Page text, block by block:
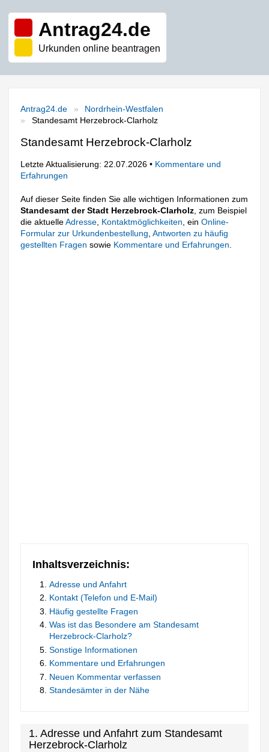
Antrag24.de
Urkunden online beantragen
Antrag24.de
Nordrhein-Westfalen
Standesamt Herzebrock-Clarholz
Standesamt Herzebrock-Clarholz
Letzte Aktualisierung: 22.07.2026 • Kommentare und
Erfahrungen
Auf dieser Seite finden Sie alle wichtigen Informationen zum
Standesamt der Stadt Herzebrock-Clarholz , zum Beispiel
die aktuelleAdresse Kontaktmöglichkeiten , einOnline-
Formular zur Urkundenbestellung ,Antworten zu häufig
gestellten Fragen sowie Kommentare und Erfahrungen
Inhaltsverzeichnis:
Adresse und Anfahrt
Kontakt (Telefon und E-Mail)
Häufig gestellte Fragen
Was ist das Besondere am Standesamt
Herzebrock-Clarholz?
Sonstige Informationen
Kommentare und Erfahrungen
Neuen Kommentar verfassen
Standesämter in der Nähe
1. Adresse und Anfahrt zum Standesamt
Herzebrock-Clarholz